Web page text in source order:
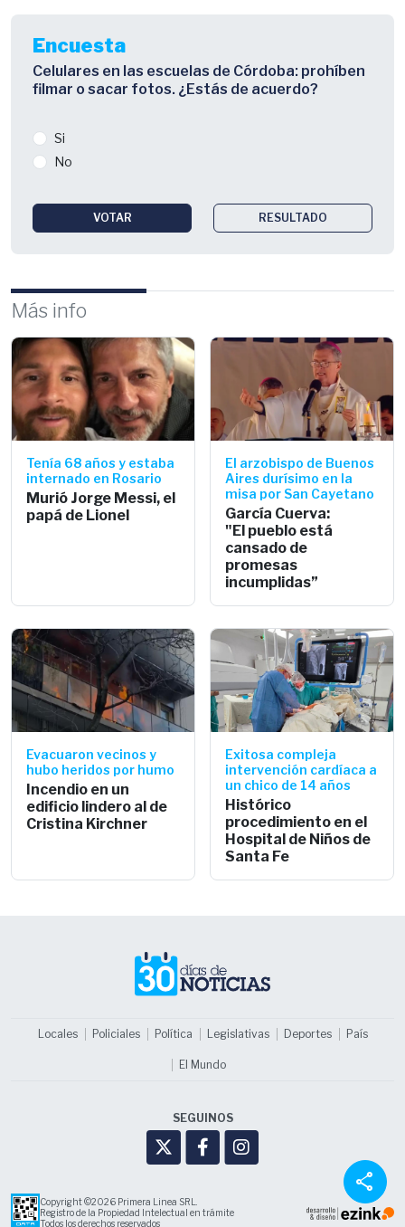
Encuesta
Celulares en las escuelas de Córdoba: prohíben
filmar o sacar fotos. ¿Estás de acuerdo?
Si
No
VOTAR RESULTADO
Más info
Tenía 68 años y estaba
internado en Rosario
Murió Jorge Messi, el
papá de Lionel
El arzobispo de Buenos
Aires durísimo en la
misa por San Cayetano
García Cuerva:
"El pueblo está
cansado de
promesas
incumplidas”
Evacuaron vecinos y
hubo heridos por humo
Incendio en un
edificio lindero al de
Cristina Kirchner
Exitosa compleja
intervención cardíaca a
un chico de 14 años
Histórico
procedimiento en el
Hospital de Niños de
Santa Fe
share
Locales Policiales Política Legislativas Deportes País
El Mundo
SEGUINOS
Copyright ©2026 Primera Linea SRL.
Registro de la Propiedad Intelectual en trámite
Todos los derechos reservados